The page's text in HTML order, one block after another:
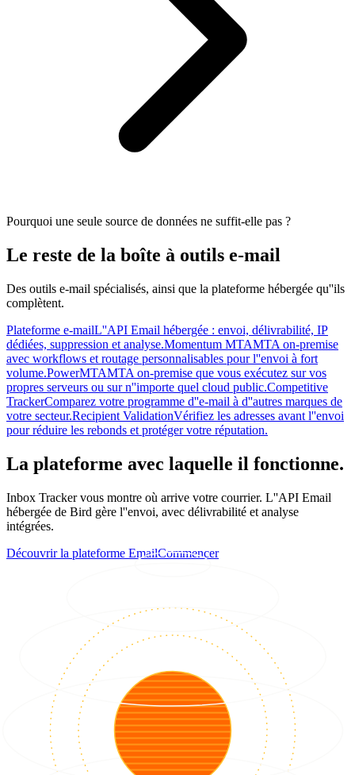
Pourquoi une seule source de données ne suffit-elle pas ?
Le reste de la boîte à outils e-mail
Des outils e-mail spécialisés, ainsi que la plateforme hébergée qu''ils
complètent.
Plateforme e-mailL''API Email hébergée : envoi, délivrabilité, IP
dédiées, suppression et analyse.Momentum MTAMTA on-premise
avec workflows et routage personnalisables pour l''envoi à fort
volume.PowerMTAMTA on-premise que vous exécutez sur vos
propres serveurs ou sur n''importe quel cloud public.Competitive
TrackerComparez votre programme d''e-mail à d''autres marques de
votre secteur.Recipient ValidationVérifiez les adresses avant l''envoi
pour réduire les rebonds et protéger votre réputation.
La plateforme avec laquelle il fonctionne.
Inbox Tracker vous montre où arrive votre courrier. L''API Email
hébergée de Bird gère l''envoi, avec délivrabilité et analyse
intégrées.
Découvrir la plateforme EmailCommencer